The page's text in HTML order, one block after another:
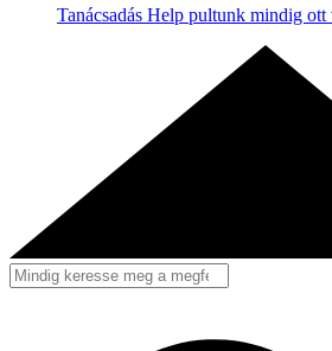
Tanácsadás Help pultunk mindig ott